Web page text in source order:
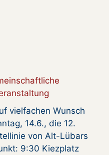
vielfachen Wunsch
14.6., die 12.
von Alt-Lübars
9:30 Kiezplatz